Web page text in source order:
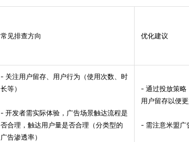
常见排查方向 优化建议
- 关注用户留存、用户行为（使用次数、时
长等）
- 开发者需实际体验，广告场景触达流程是
否合理，触达用户量是否合理（分类型的
广告渗透率）
- 通过投放策略
用户留存以便
- 需注意米盟广